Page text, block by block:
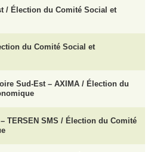
/ Élection du Comité Social et
du Comité Social et
Sud-Est – AXIMA / Élection du
TERSEN SMS / Élection du Comité